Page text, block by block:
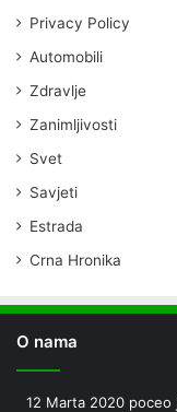
Privacy Policy
Automobili
Zdravlje
Zanimljivosti
Svet
Savjeti
Estrada
Crna Hronika
O nama
12 Marta 2020